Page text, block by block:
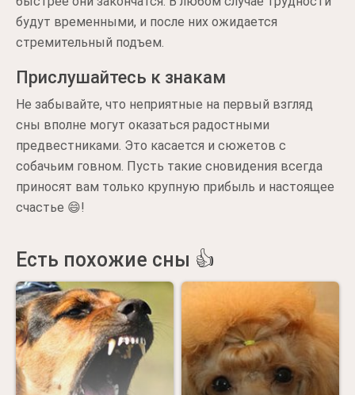
будут временными, и после них ожидается
стремительный подъем.
Прислушайтесь к знакам
Не забывайте, что неприятные на первый взгляд
сны вполне могут оказаться радостными
предвестниками. Это касается и сюжетов с
собачьим говном. Пусть такие сновидения всегда
приносят вам только крупную прибыль и настоящее
счастье 😄!
Есть похожие сны 👍